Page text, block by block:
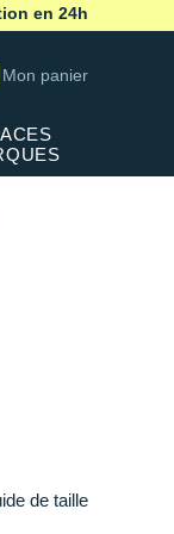
en 24h
Mon panier
de taille